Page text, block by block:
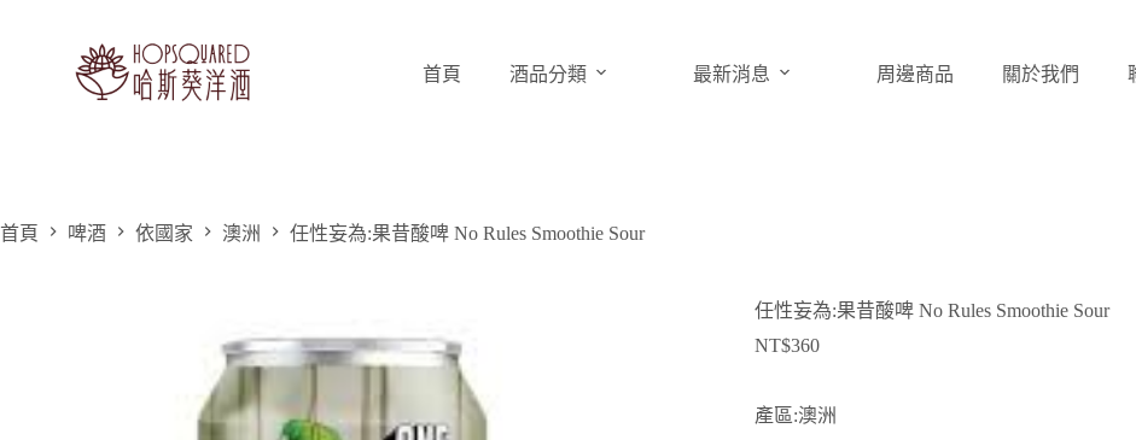
首頁 酒品分類 最新消息 周邊商品 關於我們
首頁 啤酒 依國家 澳洲 任性妄為:果昔酸啤 No Rules Smoothie Sour
任性妄為:果昔酸啤 No Rules Smoothie Sour
NT$360
產區:澳洲